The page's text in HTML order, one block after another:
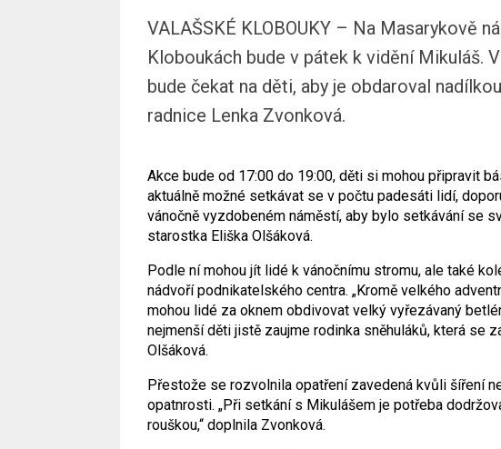
VALAŠSKÉ KLOBOUKY – Na Masarykově
Kloboukách bude v pátek k vidění Mikuláš.
bude čekat na děti, aby je obdaroval
radnice Lenka Zvonková.
Akce bude od 17:00 do 19:00, děti si mohou připravit
aktuálně možné setkávat se v počtu padesáti lidí,
vánočně vyzdobeném náměstí, aby bylo setkávání se
starostka Eliška Olšáková.
Podle ní mohou jít lidé k vánočnímu stromu, ale také
nádvoří podnikatelského centra. „Kromě velkého
mohou lidé za oknem obdivovat velký vyřezávaný
nejmenší děti jistě zaujme rodinka sněhuláků, která se
Olšáková.
Přestože se rozvolnila opatření zavedená kvůli šíření
opatnrosti. „Při setkání s Mikulášem je potřeba
rouškou,“ doplnila Zvonková.